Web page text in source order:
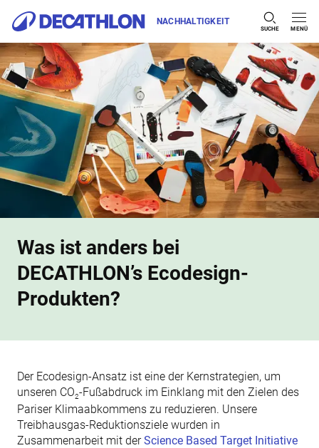
Zum Inhalt springen
NACHHALTIGKEIT
SUCHE MENÜ
Was ist anders bei
DECATHLON’s Ecodesign-
Produkten?
Der Ecodesign-Ansatz ist eine der Kernstrategien, um
unseren CO2-Fußabdruck im Einklang mit den Zielen des
Pariser Klimaabkommens zu reduzieren. Unsere
Treibhausgas-Reduktionsziele wurden in
Zusammenarbeit mit derScience Based Target Initiative